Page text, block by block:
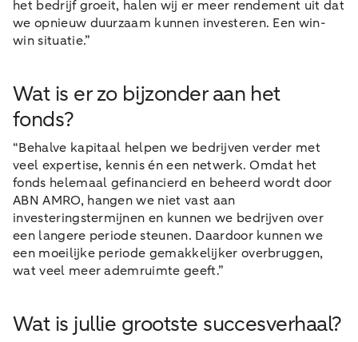
het bedrijf groeit, halen wij er meer rendement uit dat
we opnieuw duurzaam kunnen investeren. Een win-
win situatie.”
Wat is er zo bijzonder aan het
fonds?
“Behalve kapitaal helpen we bedrijven verder met
veel expertise, kennis én een netwerk. Omdat het
fonds helemaal gefinancierd en beheerd wordt door
ABN AMRO, hangen we niet vast aan
investeringstermijnen en kunnen we bedrijven over
een langere periode steunen. Daardoor kunnen we
een moeilijke periode gemakkelijker overbruggen,
wat veel meer ademruimte geeft.”
Wat is jullie grootste succesverhaal?